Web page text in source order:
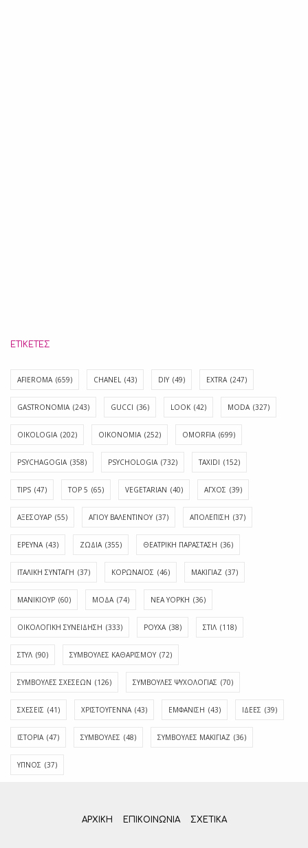
ΕΤΙΚΈΤΕΣ
AFIEROMA (659) CHANEL (43) DIY (49) EXTRA (247)
GASTRONOMIA (243) GUCCI (36) LOOK (42) MODA (327)
OIKOLOGIA (202) OIKONOMIA (252) OMORFIA (699)
PSYCHAGOGIA (358) PSYCHOLOGIA (732) TAXIDI (152)
TIPS (47) TOP 5 (65) VEGETARIAN (40) ΑΓΧΟΣ (39)
ΑΞΕΣΟΥΑΡ (55) ΑΓΊΟΥ ΒΑΛΕΝΤΊΝΟΥ (37) ΑΠΟΛΈΠΙΣΗ (37)
ΕΡΕΥΝΑ (43) ΖΩΔΙΑ (355) ΘΕΑΤΡΙΚΗ ΠΑΡΑΣΤΑΣΗ (36)
ΙΤΑΛΙΚΗ ΣΥΝΤΑΓΗ (37) ΚΟΡΩΝΑΪΟΣ (46) ΜΑΚΙΓΙΑΖ (37)
ΜΑΝΙΚΙΟΥΡ (60) ΜΟΔΑ (74) ΝΕΑ ΥΟΡΚΗ (36)
ΟΙΚΟΛΟΓΙΚΗ ΣΥΝΕΙΔΗΣΗ (333) ΡΟΥΧΑ (38) ΣΤΙΛ (118)
ΣΤΥΛ (90) ΣΥΜΒΟΥΛΕΣ ΚΑΘΑΡΙΣΜΟΥ (72)
ΣΥΜΒΟΥΛΕΣ ΣΧΕΣΕΩΝ (126) ΣΥΜΒΟΥΛΕΣ ΨΥΧΟΛΟΓΙΑΣ (70)
ΣΧΕΣΕΙΣ (41) ΧΡΙΣΤΟΥΓΕΝΝΑ (43) ΕΜΦΆΝΙΣΗ (43) ΙΔΈΕΣ (39)
ΙΣΤΟΡΊΑ (47) ΣΥΜΒΟΥΛΈΣ (48) ΣΥΜΒΟΥΛΈΣ ΜΑΚΙΓΙΆΖ (36)
ΎΠΝΟΣ (37)
ΑΡΧΙΚΗ ΕΠΙΚΟΙΝΩΝΊΑ ΣΧΕΤΙΚΆ